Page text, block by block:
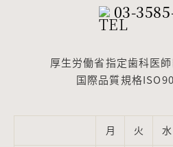
03-
厚生労働省指定歯科医
国際品質規格
月 火 水